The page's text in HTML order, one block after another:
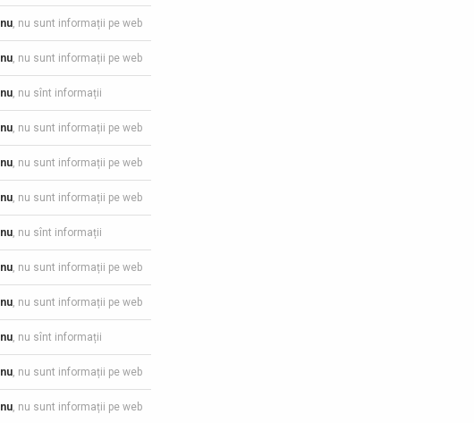
nu, nu sunt informații pe web
nu, nu sunt informații pe web
nu, nu sînt informații
nu, nu sunt informații pe web
nu, nu sunt informații pe web
nu, nu sunt informații pe web
nu, nu sînt informații
nu, nu sunt informații pe web
nu, nu sunt informații pe web
nu, nu sînt informații
nu, nu sunt informații pe web
nu, nu sunt informații pe web